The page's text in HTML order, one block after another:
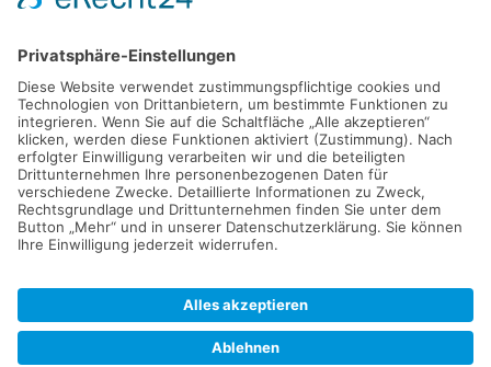
285.000 €
Kaufen Verkaufen Mieten Vermieten
Kontakt Impressum